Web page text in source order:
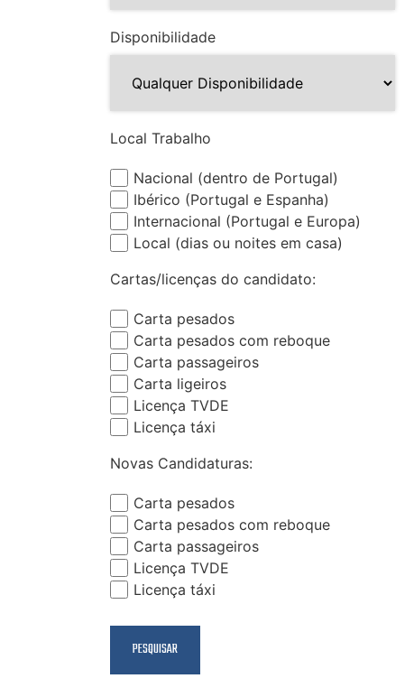
Disponibilidade
Local Trabalho
Nacional (dentro de Portugal)
Ibérico (Portugal e Espanha)
Internacional (Portugal e Europa)
Local (dias ou noites em casa)
Cartas/licenças do candidato:
Carta pesados
Carta pesados com reboque
Carta passageiros
Carta ligeiros
Licença TVDE
Licença táxi
Novas Candidaturas:
Carta pesados
Carta pesados com reboque
Carta passageiros
Licença TVDE
Licença táxi